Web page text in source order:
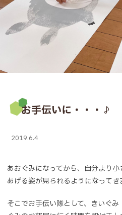
お手伝いに・・・♪
2019.6.4
あおぐみになってから、自分より
あげる姿が見られるようになってき
そこでお手伝い隊として、きいぐ